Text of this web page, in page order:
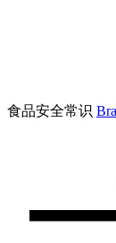
食品安全常识